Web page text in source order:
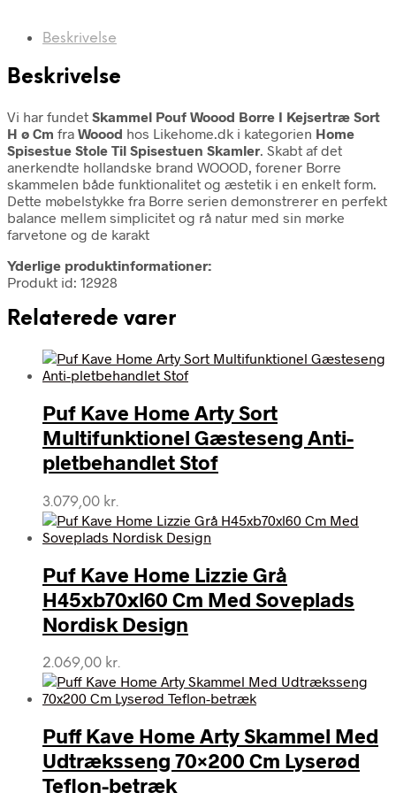
Beskrivelse
Beskrivelse
Vi har fundet Skammel Pouf Woood Borre I Kejsertræ Sort
H ø Cm fra Woood hos Likehome.dk i kategorien Home
Spisestue Stole Til Spisestuen Skamler. Skabt af det
anerkendte hollandske brand WOOOD, forener Borre
skammelen både funktionalitet og æstetik i en enkelt form.
Dette møbelstykke fra Borre serien demonstrerer en perfekt
balance mellem simplicitet og rå natur med sin mørke
farvetone og de karakt
Yderlige produktinformationer:
Produkt id: 12928
Relaterede varer
Puf Kave Home Arty Sort
Multifunktionel Gæsteseng Anti-
pletbehandlet Stof
3.079,00 kr.
Puf Kave Home Lizzie Grå
H45xb70xl60 Cm Med Soveplads
Nordisk Design
2.069,00 kr.
Puff Kave Home Arty Skammel Med
Udtræksseng 70×200 Cm Lyserød
Teflon-betræk